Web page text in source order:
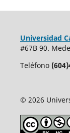
Universidad
#67B 90.
Teléfono
© 2026